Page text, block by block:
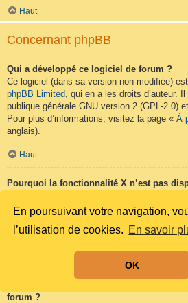
En poursuivant votre navigation,
l’utilisation de cookies. En savoir
OK
Haut
Concernant phpBB
Qui a développé ce logiciel de forum ?
Ce logiciel (dans sa version non modifiée)
phpBB Limited, qui en a les droits d’auteur.
publique générale GNU version 2 (GPL-2.0)
Pour plus d’informations, visitez la page « À
anglais).
Haut
Pourquoi la fonctionnalité X n’est pas
Ce logiciel a été développé et mis sous
vous pensez qu’une fonctionnalité
phpBB Ideas
(en anglais) où vous
proposées ou en suggérer de nouvelles.
Qui contacter pour les abus ou les
forum ?